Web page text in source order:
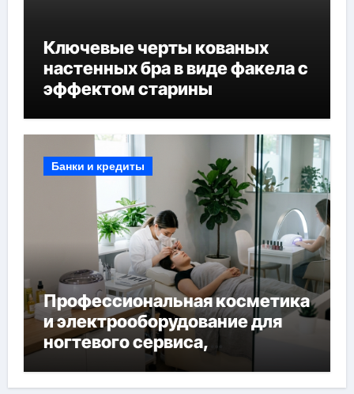
Ключевые черты кованых
настенных бра в виде факела с
эффектом старины
Банки и кредиты
Профессиональная косметика
и электрооборудование для
ногтевого сервиса,
наращивания ресниц и
депиляции